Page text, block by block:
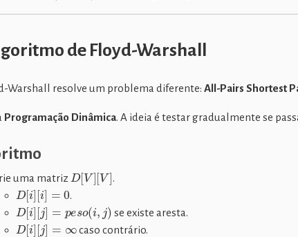
de Floyd-Warshall
Warshall resolve um problema diferente: All-Pairs Shortest
Programação Dinâmica. A ideia é testar gradualmente se
uma matriz D[V][V] .
D[i][ i]= .
D[i][ j ]= ) se existe aresta.
D[i][ j ]= caso contrário.